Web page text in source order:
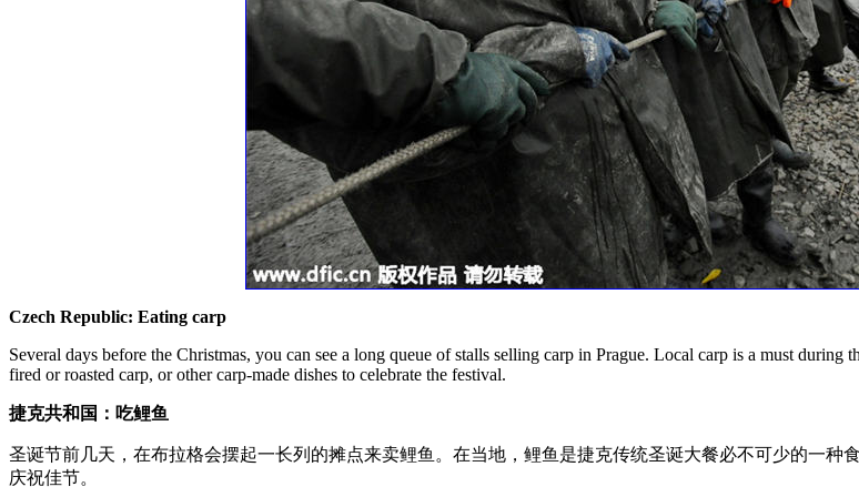
Czech Republic: Eating carp
Several days before the Christmas, you can see a long queue of stalls selling carp in Prague. Local carp is a must
fired or roasted carp, or other carp-made dishes to celebrate the festival.
捷克共和国：吃鲤鱼
圣诞节前几天，在布拉格会摆起一长列的摊点来卖鲤鱼。在当地，鲤鱼是捷克传统圣诞大餐必不可少的一
庆祝佳节。